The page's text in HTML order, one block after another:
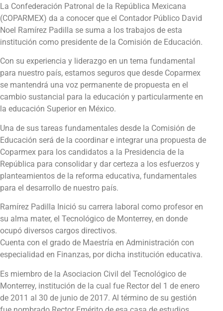
La Confederación Patronal de la República Mexicana
(COPARMEX) da a conocer que el Contador Público David
Noel Ramírez Padilla se suma a los trabajos de esta
institución como presidente de la Comisión de Educación.
Con su experiencia y liderazgo en un tema fundamental
para nuestro país, estamos seguros que desde Coparmex
se mantendrá una voz permanente de propuesta en el
cambio sustancial para la educación y particularmente en
la educación Superior en México.
Una de sus tareas fundamentales desde la Comisión de
Educación será de la coordinar e integrar una propuesta de
Coparmex para los candidatos a la Presidencia de la
República para consolidar y dar certeza a los esfuerzos y
planteamientos de la reforma educativa, fundamentales
para el desarrollo de nuestro país.
Ramírez Padilla Inició su carrera laboral como profesor en
su alma mater, el Tecnológico de Monterrey, en donde
ocupó diversos cargos directivos.
Cuenta con el grado de Maestría en Administración con
especialidad en Finanzas, por dicha institución educativa.
Es miembro de la Asociacion Civil del Tecnológico de
Monterrey, institución de la cual fue Rector del 1 de enero
de 2011 al 30 de junio de 2017. Al término de su gestión